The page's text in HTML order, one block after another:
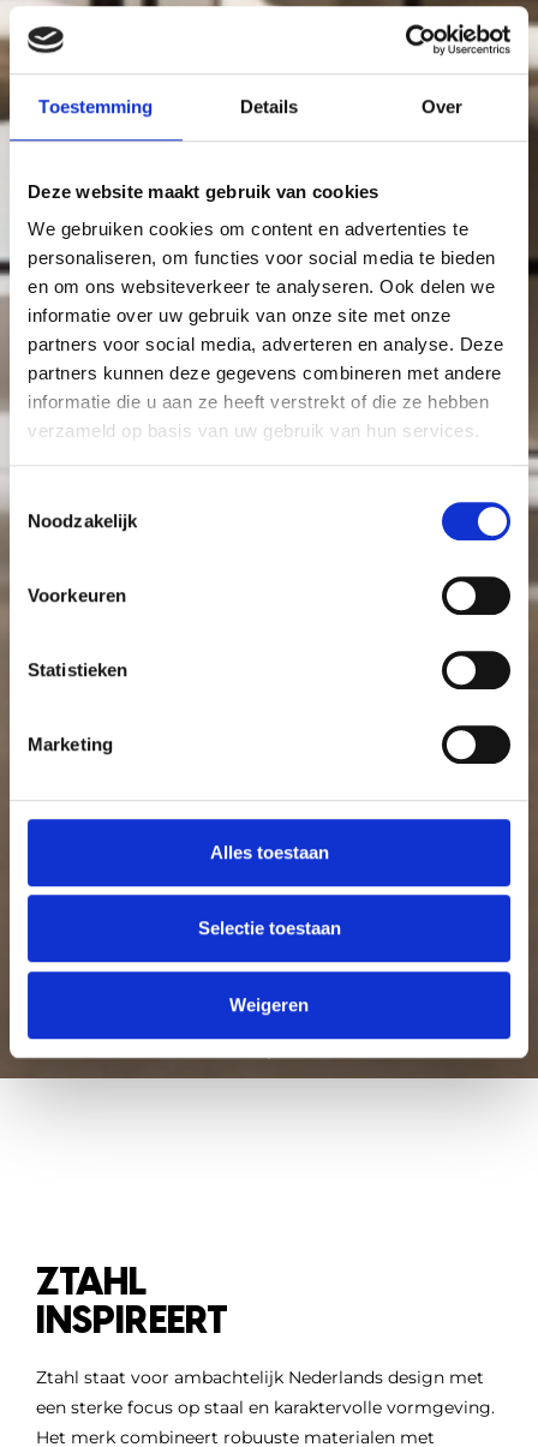
Toestemming Details Over
Deze website maakt gebruik van cookies
We gebruiken cookies om content en advertenties te
personaliseren, om functies voor social media te bieden
en om ons websiteverkeer te analyseren. Ook delen we
informatie over uw gebruik van onze site met onze
partners voor social media, adverteren en analyse. Deze
partners kunnen deze gegevens combineren met andere
informatie die u aan ze heeft verstrekt of die ze hebben
verzameld op basis van uw gebruik van hun services.
Noodzakelijk
Voorkeuren
Statistieken
Marketing
Alles toestaan
Selectie toestaan
Weigeren
ZTAHL
INSPIREERT
Ztahl staat voor ambachtelijk Nederlands design met
een sterke focus op staal en karaktervolle vormgeving.
Het merk combineert robuuste materialen met